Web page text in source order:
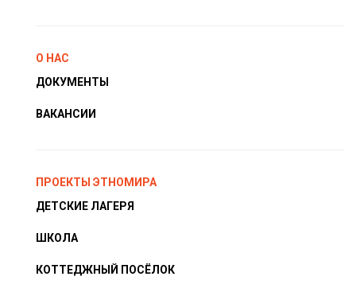
О НАС
ДОКУМЕНТЫ
ВАКАНСИИ
ПРОЕКТЫ ЭТНОМИРА
ДЕТСКИЕ ЛАГЕРЯ
ШКОЛА
КОТТЕДЖНЫЙ ПОСЁЛОК